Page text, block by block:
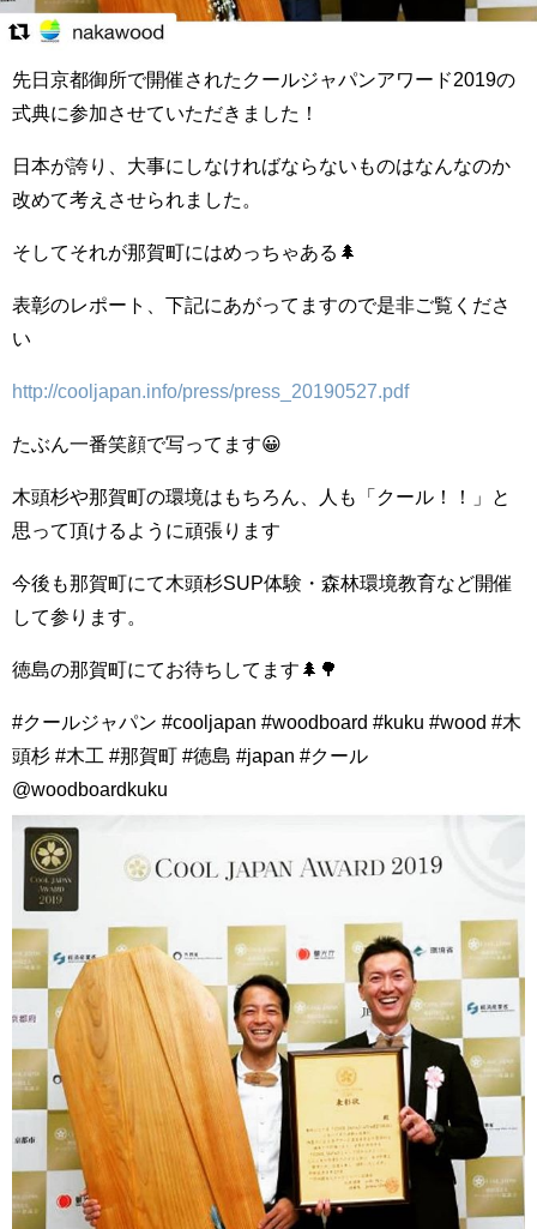
先日京都御所で開催されたクールジャパンアワード2019の
式典に参加させていただきました！
日本が誇り、大事にしなければならないものはなんなのか
改めて考えさせられました。
そしてそれが那賀町にはめっちゃある🌲
表彰のレポート、下記にあがってますので是非ご覧くださ
い️
http://cooljapan.info/press/press_20190527.pdf
たぶん一番笑顔で写ってます😀
木頭杉や那賀町の環境はもちろん、人も「クール！！」と
思って頂けるように頑張ります
今後も那賀町にて木頭杉SUP体験・森林環境教育など開催
して参ります。
徳島の那賀町にてお待ちしてます🌲🌳
#クールジャパン #cooljapan #woodboard #kuku #wood #木
頭杉 #木工 #那賀町 #徳島 #japan #クール
@woodboardkuku